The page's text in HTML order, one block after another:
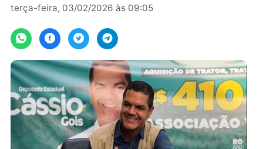
terça-feira, 03/02/2026 às 09:05